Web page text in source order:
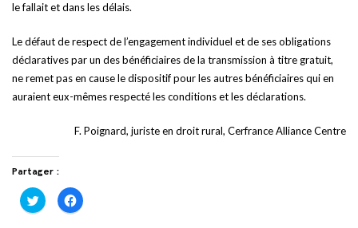
le fallait et dans les délais.
Le défaut de respect de l’engagement individuel et de ses obligations
déclaratives par un des bénéficiaires de la transmission à titre gratuit,
ne remet pas en cause le dispositif pour les autres bénéficiaires qui en
auraient eux-mêmes respecté les conditions et les déclarations.
F. Poignard, juriste en droit rural, Cerfrance Alliance Centre
Partager :
Cliquez
pour
partager
Cliquez
pour
partager